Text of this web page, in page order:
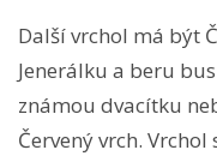
Další vrchol má být
Jenerálku a beru
známou dvacítku
Červený vrch.